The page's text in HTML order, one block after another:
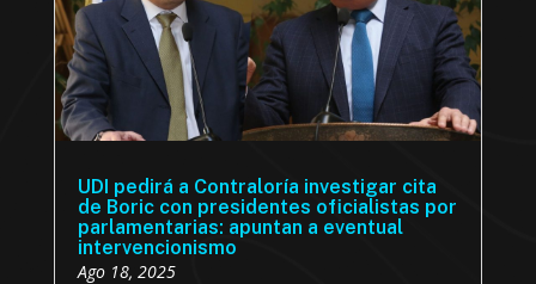
UDI pedirá a Contraloría investigar cita
de Boric con presidentes oficialistas por
parlamentarias: apuntan a eventual
intervencionismo
Ago 18, 2025